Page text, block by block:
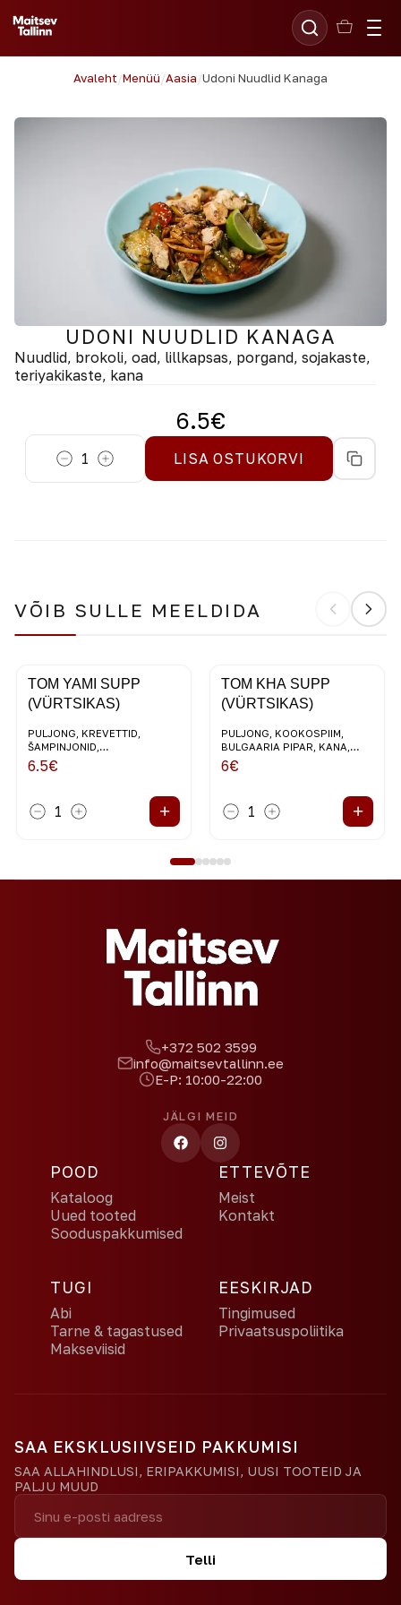
Avaleht/Menüü/Aasia/Udoni Nuudlid Kanaga
UDONI NUUDLID KANAGA
Nuudlid, brokoli, oad, lillkapsas, porgand, sojakaste,
teriyakikaste, kana
6.5€
1 LISA OSTUKORVI
VÕIB SULLE MEELDIDA
TOM YAMI SUPP
(VÜRTSIKAS)
PULJONG, KREVETTID,
ŠAMPINJONID,
KIRSSTOMATID, SIDRUNHEIN,
KORIANDER, KOOKOSPIIM
6.5€
1 +
TOM KHA SUPP
(VÜRTSIKAS)
PULJONG, KOOKOSPIIM,
BULGAARIA PIPAR, KANA,
INGVER, KIRSSTOMATID,
KORIANDER
6€
1 +
+372 502 3599
info@maitsevtallinn.ee
E-P: 10:00-22:00
JÄLGI MEID
POOD
Kataloog
Uued tooted
Sooduspakkumised
ETTEVÕTE
Meist
Kontakt
TUGI
Abi
Tarne & tagastused
Makseviisid
EESKIRJAD
Tingimused
Privaatsuspoliitika
SAA EKSKLUSIIVSEID PAKKUMISI
SAA ALLAHINDLUSI, ERIPAKKUMISI, UUSI TOOTEID JA
PALJU MUUD
Telli